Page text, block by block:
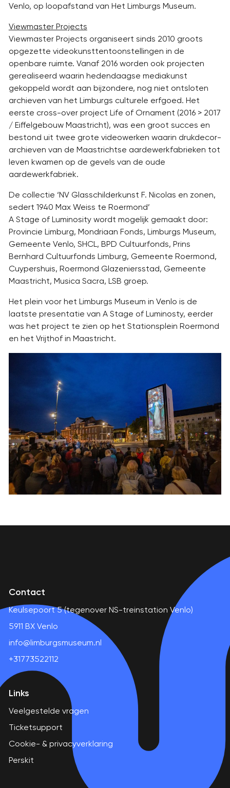
Venlo, op loopafstand van Het Limburgs Museum.
Viewmaster Projects
Viewmaster Projects organiseert sinds 2010 groots
opgezette videokunsttentoonstellingen in de
openbare ruimte. Vanaf 2016 worden ook projecten
gerealiseerd waarin hedendaagse mediakunst
gekoppeld wordt aan bijzondere, nog niet ontsloten
archieven van het Limburgs culturele erfgoed. Het
eerste cross-over project Life of Ornament (2016 > 2017
/ Eiffelgebouw Maastricht), was een groot succes en
bestond uit twee grote videowerken waarin drukdecor-
archieven van de Maastrichtse aardewerkfabrieken tot
leven kwamen op de gevels van de oude
aardewerkfabriek.
De collectie ‘NV Glasschilderkunst F. Nicolas en zonen,
sedert 1940 Max Weiss te Roermond’
A Stage of Luminosity wordt mogelijk gemaakt door:
Provincie Limburg, Mondriaan Fonds, Limburgs Museum,
Gemeente Venlo, SHCL, BPD Cultuurfonds, Prins
Bernhard Cultuurfonds Limburg, Gemeente Roermond,
Cuypershuis, Roermond Glazeniersstad, Gemeente
Maastricht, Musica Sacra, LSB groep.
Het plein voor het Limburgs Museum in Venlo is de
laatste presentatie van A Stage of Luminosty, eerder
was het project te zien op het Stationsplein Roermond
en het Vrijthof in Maastricht.
Contact
Keulsepoort 5 (tegenover NS-treinstation Venlo)
5911 BX Venlo
info@limburgsmuseum.nl
+31773522112
Links
Veelgestelde vragen
Ticketsupport
Cookie- & privacyverklaring
Perskit